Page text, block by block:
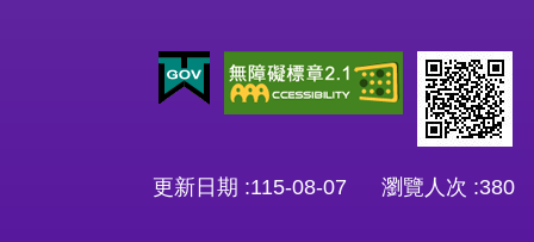
更新日期 115-08-07 瀏覽人次 380